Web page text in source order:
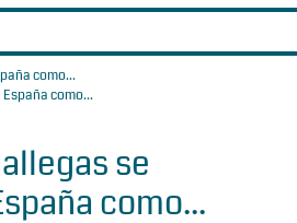
como...
se
como...